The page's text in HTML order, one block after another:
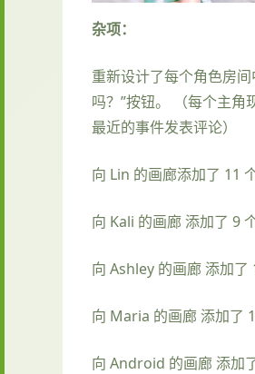
杂项：
重新设计了每个角色房间
吗？”按钮。 （每个主角
最近的事件发表评论）
向 Lin 的画廊添加了 11
向 Kali 的画廊 添加了 9
向 Ashley 的画廊 添加了
向 Maria 的画廊 添加了
向 Android 的画廊 添加